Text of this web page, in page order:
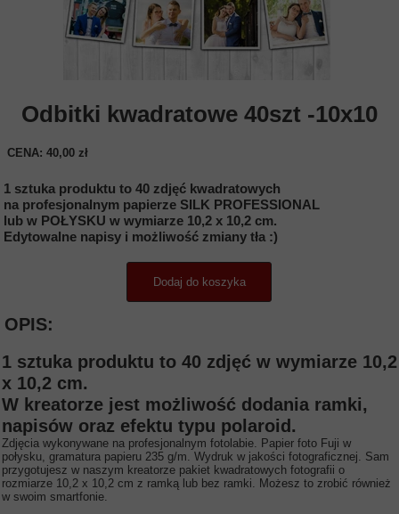
Dodaj do koszyka
1 sztuka produktu to 40 zdjęć w wymiarze 10,2
x 10,2 cm.
W kreatorze jest możliwość dodania ramki,
napisów oraz efektu typu polaroid.
Zdjęcia wykonywane na profesjonalnym fotolabie. Papier foto Fuji w
połysku, gramatura papieru 235 g/m. Wydruk w jakości fotograficznej. Sam
przygotujesz w naszym kreatorze pakiet kwadratowych fotografii o
rozmiarze 10,2 x 10,2 cm z ramką lub bez ramki. Możesz to zrobić również
w swoim smartfonie.
OPIS:
1 sztuka produktu to 40 zdjęć kwadratowych
na profesjonalnym papierze SILK PROFESSIONAL
lub w POŁYSKU w wymiarze 10,2 x 10,2 cm.
Edytowalne napisy i możliwość zmiany tła :)
Odbitki kwadratowe 40szt -10x10
CENA: 40,00 zł